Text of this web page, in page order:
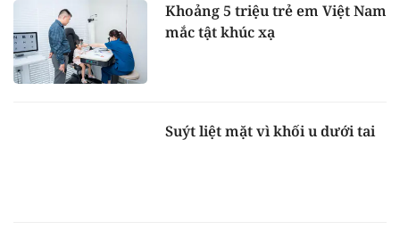
Khoảng 5 triệu trẻ em Việt Nam
mắc tật khúc xạ
Suýt liệt mặt vì khối u dưới tai